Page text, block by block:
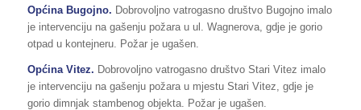
Općina Bugojno. Dobrovoljno vatrogasno društvo Bugojno imalo
je intervenciju na gašenju požara u ul. Wagnerova, gdje je gorio
otpad u kontejneru. Požar je ugašen.
Općina Vitez. Dobrovoljno vatrogasno društvo Stari Vitez imalo
je intervenciju na gašenju požara u mjestu Stari Vitez, gdje je
gorio dimnjak stambenog objekta. Požar je ugašen.